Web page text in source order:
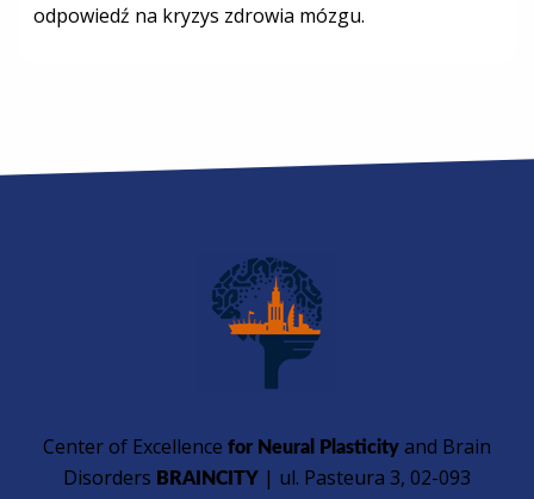
odpowiedź na kryzys zdrowia mózgu.
Center of Excellence for Neural Plasticity and Brain
Disorders BRAINCITY | ul. Pasteura 3, 02-093